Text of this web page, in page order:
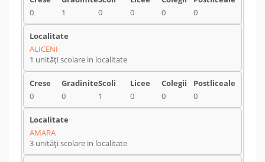
0 1 0 0 0 0
ALICENI
1 unități scolare in localitate
0 0 1 0 0 0
AMARA
3 unități scolare in localitate